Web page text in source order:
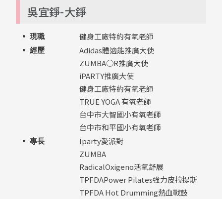
吳宜錚-大錚
現職 健身工廠特約有氧老師
經歷
Adidas體適能推廣大使
ZUMBA○R推廣大使
iPARTY推廣大使
健身工廠特約有氧老師
TRUE YOGA 有氧老師
台中市大智國小有氧老師
台中市和平國小有氧老師
專長
Iparty愛派對
ZUMBA
RadicalOxigeno活氧舒展
TPFDAPower Pilates強力皮拉提斯
TPFDA Hot Drumming熱血戰鼓